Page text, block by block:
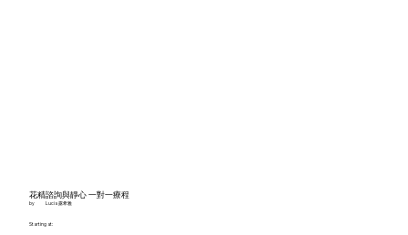
Starting at:
Lucia 露希雅
花精諮詢與靜心 一對一療程
by